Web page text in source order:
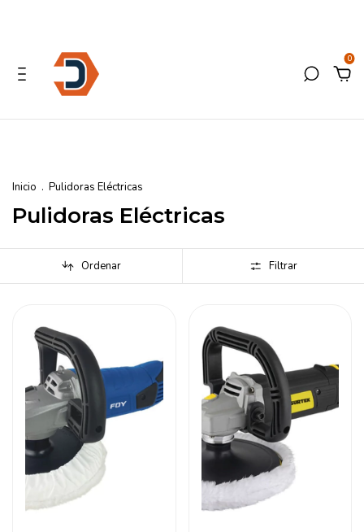
0
Inicio . Pulidoras Eléctricas
Pulidoras Eléctricas
Ordenar Filtrar